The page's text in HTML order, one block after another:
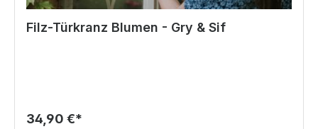
Filz-Türkranz Blumen - Gry & Sif
34,90 €*